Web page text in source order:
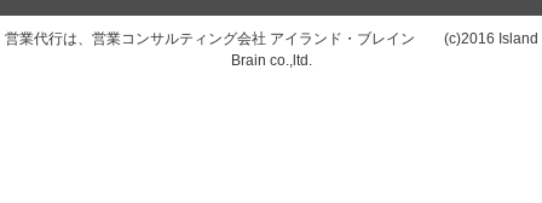
営業代行は、営業コンサルティング会社 アイランド・ブレイン (c)2016 Island
Brain co.,ltd.